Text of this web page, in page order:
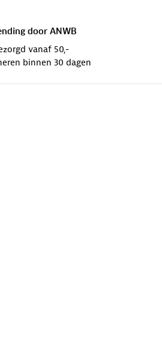
door ANWB
vanaf 50,-
binnen 30 dagen